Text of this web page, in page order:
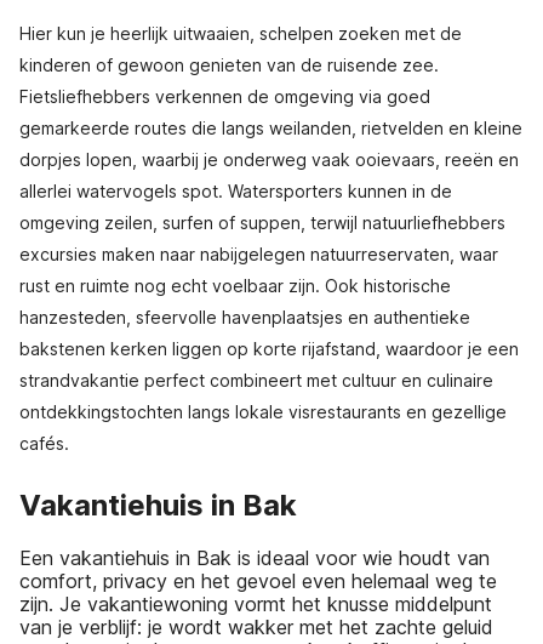
Hier kun je heerlijk uitwaaien, schelpen zoeken met de
kinderen of gewoon genieten van de ruisende zee.
Fietsliefhebbers verkennen de omgeving via goed
gemarkeerde routes die langs weilanden, rietvelden en kleine
dorpjes lopen, waarbij je onderweg vaak ooievaars, reeën en
allerlei watervogels spot. Watersporters kunnen in de
omgeving zeilen, surfen of suppen, terwijl natuurliefhebbers
excursies maken naar nabijgelegen natuurreservaten, waar
rust en ruimte nog echt voelbaar zijn. Ook historische
hanzesteden, sfeervolle havenplaatsjes en authentieke
bakstenen kerken liggen op korte rijafstand, waardoor je een
strandvakantie perfect combineert met cultuur en culinaire
ontdekkingstochten langs lokale visrestaurants en gezellige
cafés.
Vakantiehuis in Bak
Een vakantiehuis in Bak is ideaal voor wie houdt van
comfort, privacy en het gevoel even helemaal weg te
zijn. Je vakantiewoning vormt het knusse middelpunt
van je verblijf: je wordt wakker met het zachte geluid